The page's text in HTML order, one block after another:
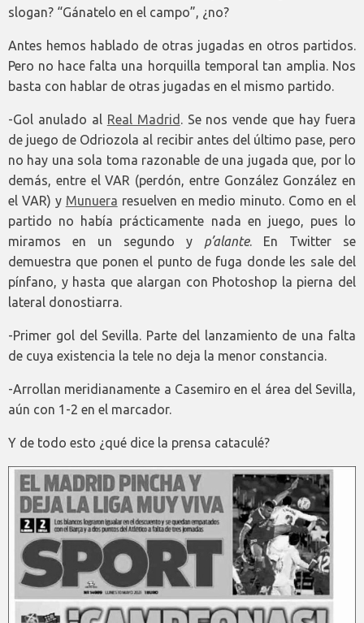
slogan? “Gánatelo en el campo”, ¿no?
Antes hemos hablado de otras jugadas en otros partidos.
Pero no hace falta una horquilla temporal tan amplia. Nos
basta con hablar de otras jugadas en el mismo partido.
-Gol anulado al Real Madrid
. Se nos vende que hay fuera
de juego de Odriozola al recibir antes del último pase, pero
no hay una sola toma razonable de una jugada que, por lo
demás, entre el VAR (perdón, entre González González en
el VAR) y Munuera resuelven en medio minuto. Como en el
partido no había prácticamente nada en juego, pues lo
miramos en un segundo y p’alante. En Twitter se
demuestra que ponen el punto de fuga donde les sale del
pínfano, y hasta que alargan con Photoshop la pierna del
lateral donostiarra.
-Primer gol del Sevilla. Parte del lanzamiento de una falta
de cuya existencia la tele no deja la menor constancia.
-Arrollan meridianamente a Casemiro en el área del Sevilla,
aún con 1-2 en el marcador.
Y de todo esto ¿qué dice la prensa cataculé?